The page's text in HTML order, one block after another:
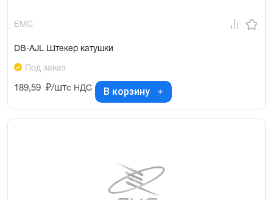
EMC
DB-AJL Штекер катушки
Под заказ
189,59 ₽/штс НДС В корзину